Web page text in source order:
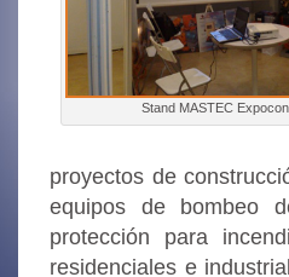
Stand MASTEC
proyectos de
equipos de bombeo
protección para
residenciales e